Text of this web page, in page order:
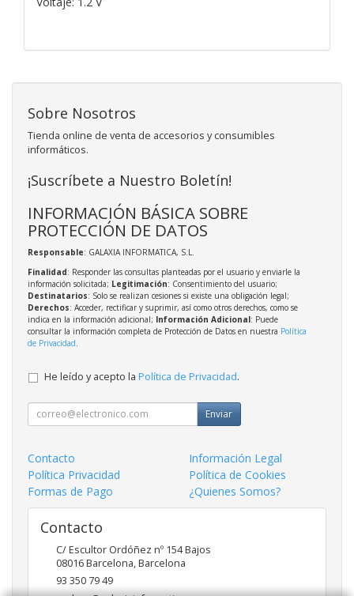
Sobre Nosotros
Tienda online de venta de accesorios y consumibles
informáticos.
¡Suscríbete a Nuestro Boletín!
INFORMACIÓN BÁSICA SOBRE
PROTECCIÓN DE DATOS
Responsable: GALAXIA INFORMATICA, S.L.
Finalidad: Responder las consultas planteadas por el usuario y enviarle la
información solicitada; Legitimación: Consentimiento del usuario;
Destinatarios: Solo se realizan cesiones si existe una obligación legal;
Derechos: Acceder, rectificar y suprimir, así como otros derechos, como se
indica en la información adicional; Información Adicional: Puede
consultar la información completa de Protección de Datos en nuestra Política
de Privacidad
He leído y acepto la Política de Privacidad.
Enviar
Contacto
Información Legal
Política Privacidad
Política de Cookies
Formas de Pago
¿Quienes Somos?
Contacto
C/ Escultor Ordóñez nº 154 Bajos
08016Barcelona,Barcelona
93 350 79 49